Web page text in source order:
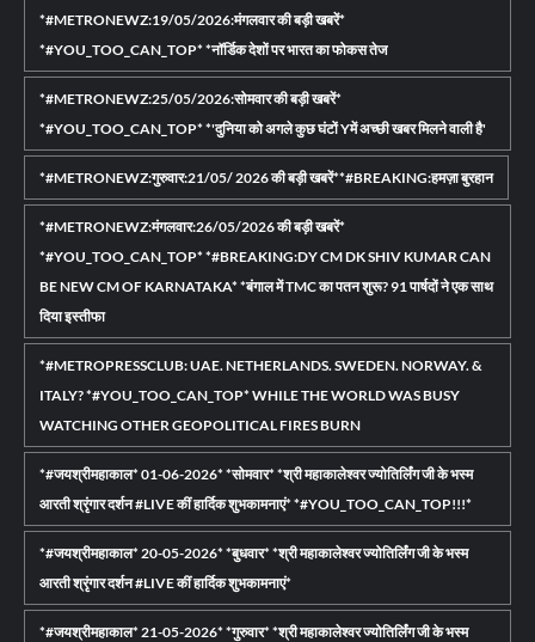
*#METRONEWZ:19/05/2026:मंगलवार की बड़ी खबरें*
*#YOU_TOO_CAN_TOP* *नॉर्डिक देशों पर भारत का फोकस तेज
*#METRONEWZ:25/05/2026:सोमवार की बड़ी खबरें*
*#YOU_TOO_CAN_TOP* *'दुनिया को अगले कुछ घंटों Yमें अच्छी खबर मिलने वाली है'
*#METRONEWZ:गुरुवार:21/05/ 2026 की बड़ी खबरें**#BREAKING:हमज़ा बुरहान
*#METRONEWZ:मंगलवार:26/05/2026 की बड़ी खबरें*
*#YOU_TOO_CAN_TOP* *#BREAKING:DY CM DK SHIV KUMAR CAN
BE NEW CM OF KARNATAKA* *बंगाल में TMC का पतन शुरू? 91 पार्षदों ने एक साथ
दिया इस्तीफा
*#METROPRESSCLUB: UAE. NETHERLANDS. SWEDEN. NORWAY. &
ITALY? *#YOU_TOO_CAN_TOP* WHILE THE WORLD WAS BUSY
WATCHING OTHER GEOPOLITICAL FIRES BURN
*#जयश्रीमहाकाल* 01-06-2026* *सोमवार* *श्री महाकालेश्वर ज्योतिर्लिंग जी के भस्म
आरती श्रृंगार दर्शन #LIVE कीं हार्दिक शुभकामनाएं* *#YOU_TOO_CAN_TOP!!!*
*#जयश्रीमहाकाल* 20-05-2026* *बुधवार* *श्री महाकालेश्वर ज्योतिर्लिंग जी के भस्म
आरती श्रृंगार दर्शन #LIVE कीं हार्दिक शुभकामनाएं*
*#जयश्रीमहाकाल* 21-05-2026* *गुरुवार* *श्री महाकालेश्वर ज्योतिर्लिंग जी के भस्म